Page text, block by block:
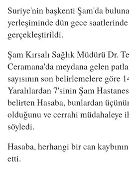
Suriye'nin başkenti Şam'da
yerleşiminde dün gece saatlerinde
gerçekleştirildi.
Şam Kırsalı Sağlık Müdürü Dr.
Ceramana'da meydana gelen
sayısının son belirlemelere göre
Yaralılardan 7'sinin Şam
belirten Hasaba, bunlardan
olduğunu ve cerrahi müdahaleye
söyledi.
Hasaba, herhangi bir can
etti.